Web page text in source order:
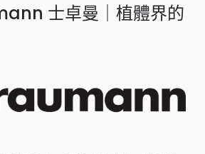
士卓曼｜植體界的